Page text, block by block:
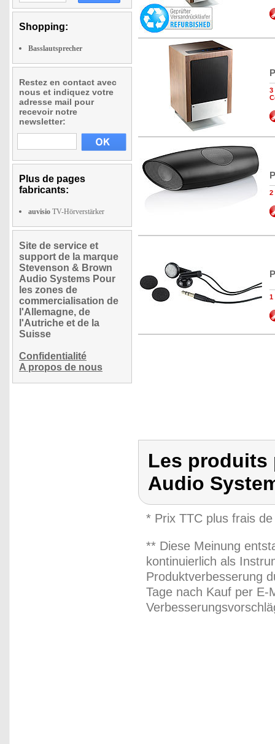
Shopping:
Basslautsprecher
Restez en contact avec
nous et indiquez votre
adresse mail pour
recevoir notre
newsletter:
Plus de pages
fabricants:
auvisio TV-Hörverstärker
Site de service et
support de la marque
Stevenson & Brown
Audio Systems Pour
les zones de
commercialisation de
l'Allemagne, de
l'Autriche et de la
Suisse
Confidentialité
A propos de nous
3
2
1
Les produits
Audio
* Prix TTC plus frais
** Diese Meinung
kontinuierlich als
Produktverbesserung
Tage nach Kauf per E-